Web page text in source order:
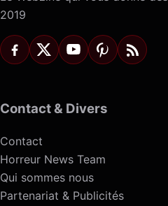
2019
Contact & Divers
Contact
Horreur News Team
Qui sommes nous
Partenariat & Publicités